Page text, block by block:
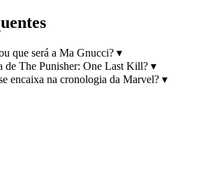
que será a Ma Gnucci? ▾
de The Punisher: One Last Kill? ▾
encaixa na cronologia da Marvel? ▾